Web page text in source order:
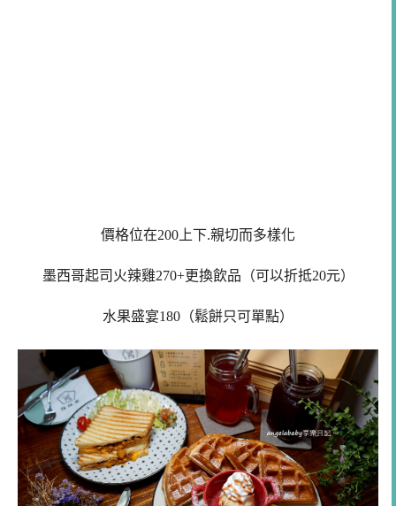
價格位在200上下.親切而多樣化
墨西哥起司火辣雞270+更換飲品（可以折抵20元）
水果盛宴180（鬆餅只可單點）